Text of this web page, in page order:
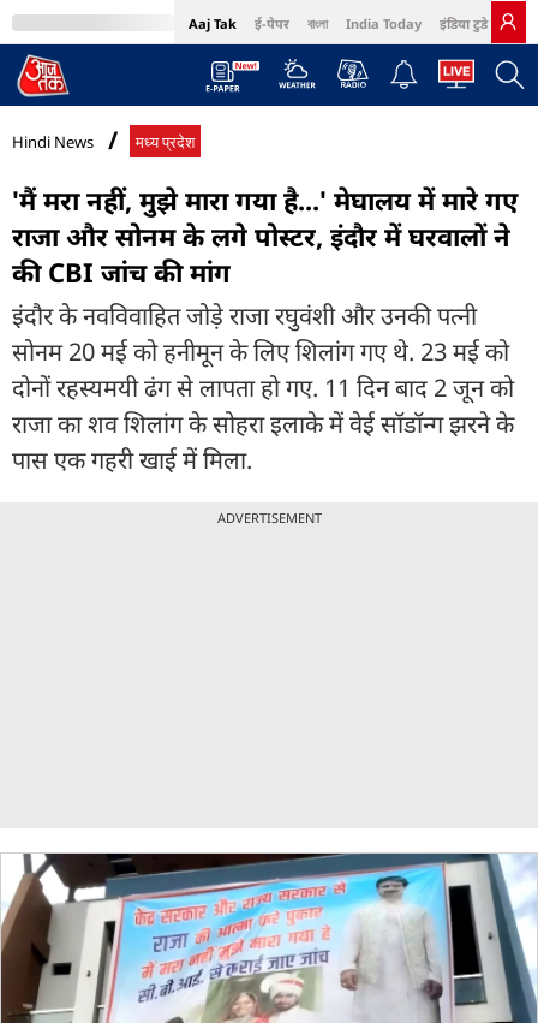
Aaj Tak ई-पेपर বাংলা India Today इंडिया टुडे हिंदी
MumbaiTak Cosmopolitan Harper's Bazaar Northeast
Hindi News मध्य प्रदेश
'मैं मरा नहीं, मुझे मारा गया है...' मेघालय में मारे गए
राजा और सोनम के लगे पोस्टर, इंदौर में घरवालों ने
की CBI जांच की मांग
इंदौर के नवविवाहित जोड़े राजा रघुवंशी और उनकी पत्नी
सोनम 20 मई को हनीमून के लिए शिलांग गए थे. 23 मई को
दोनों रहस्यमयी ढंग से लापता हो गए. 11 दिन बाद 2 जून को
राजा का शव शिलांग के सोहरा इलाके में वेई सॉडॉन्ग झरने के
पास एक गहरी खाई में मिला.
ADVERTISEMENT